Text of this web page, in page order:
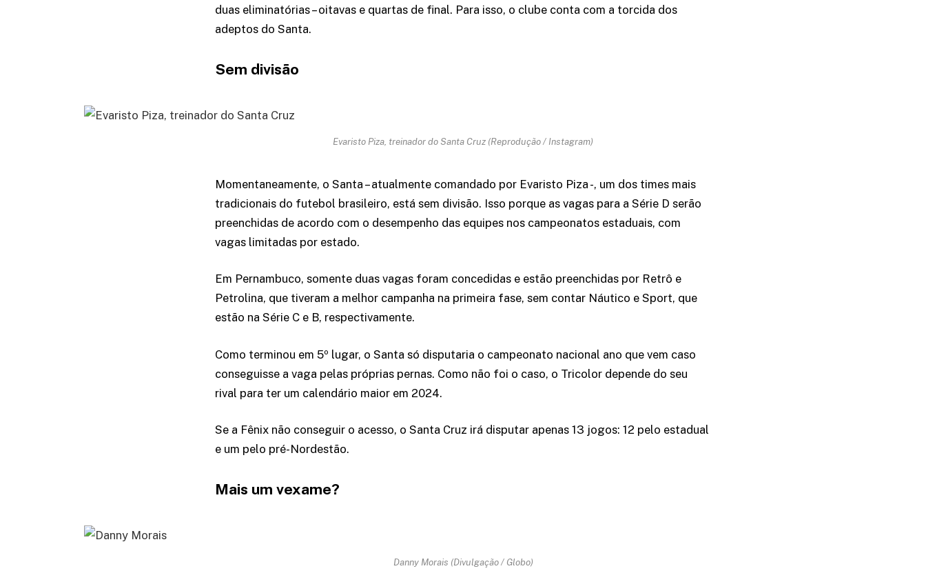
duas eliminatórias – oitavas e quartas de final. Para isso, o clube conta com a torcida dos
adeptos do Santa.
Sem divisão
Evaristo Piza, treinador do Santa Cruz (Reprodução / Instagram)
Momentaneamente, o Santa – atualmente comandado por Evaristo Piza -, um dos times mais
tradicionais do futebol brasileiro, está sem divisão. Isso porque as vagas para a Série D serão
preenchidas de acordo com o desempenho das equipes nos campeonatos estaduais, com
vagas limitadas por estado.
Em Pernambuco, somente duas vagas foram concedidas e estão preenchidas por Retrô e
Petrolina, que tiveram a melhor campanha na primeira fase, sem contar Náutico e Sport, que
estão na Série C e B, respectivamente.
Como terminou em 5º lugar, o Santa só disputaria o campeonato nacional ano que vem caso
conseguisse a vaga pelas próprias pernas. Como não foi o caso, o Tricolor depende do seu
rival para ter um calendário maior em 2024.
Se a Fênix não conseguir o acesso, o Santa Cruz irá disputar apenas 13 jogos: 12 pelo estadual
e um pelo pré-Nordestão.
Mais um vexame?
Danny Morais (Divulgação / Globo)